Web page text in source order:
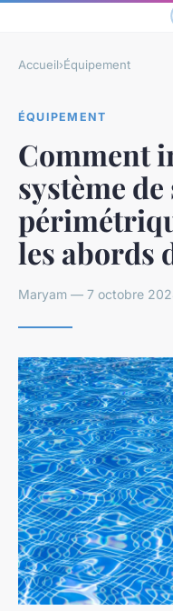
Accueil›Équipement
ÉQUIPEMENT
Comment
système
les abords
Maryam — 7 octobre